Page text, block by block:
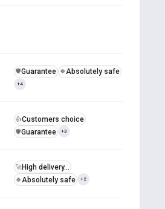
️🛡️Guarantee 🍀Absolutely safe
+4
👍Customers choice
️🛡️Guarantee +3
🚀High delivery...
🍀 Absolutely safe +2